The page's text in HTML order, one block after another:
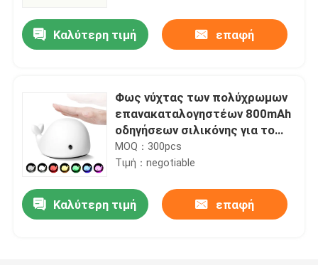
Σπίτι
Προϊόντα
Περίπου εμείς
Καλύτερη τιμή επαφή
Φως νύχτας των πολύχρωμων
επανακαταλογηστέων 800mAh
οδηγήσεων σιλικόνης για το
διακοσμητικό δωμάτιο
MOQ：300pcs
Τιμή：negotiable
Καλύτερη τιμή επαφή